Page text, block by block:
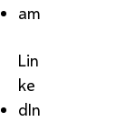
am
Lin
ke
dIn